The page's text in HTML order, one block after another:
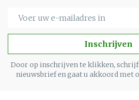
Inschrijven
Door op inschrijven te klikken,
nieuwsbrief en gaat u akkoord met